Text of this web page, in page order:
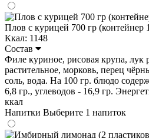
Плов с курицей 700 гр (контейнер
Ккал: 1148
Состав
Филе куриное, рисовая крупа, лук
растительное, морковь, перец
соль, вода. На 100 гр. блюдо
6,8 гр., углеводов - 16,9 гр.
ккал
Напитки Выберите 1 напиток